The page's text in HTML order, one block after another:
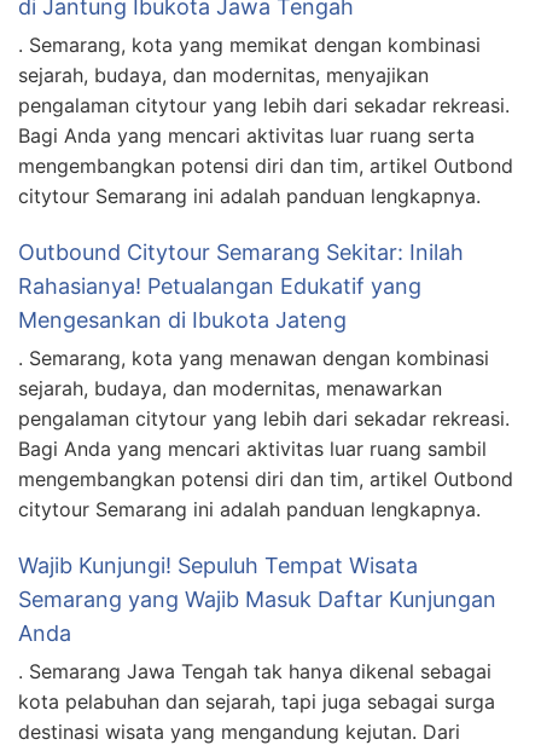
di Jantung Ibukota Jawa Tengah
. Semarang, kota yang memikat dengan kombinasi
sejarah, budaya, dan modernitas, menyajikan
pengalaman citytour yang lebih dari sekadar rekreasi.
Bagi Anda yang mencari aktivitas luar ruang serta
mengembangkan potensi diri dan tim, artikel Outbond
citytour Semarang ini adalah panduan lengkapnya.
Outbound Citytour Semarang Sekitar: Inilah
Rahasianya! Petualangan Edukatif yang
Mengesankan di Ibukota Jateng
. Semarang, kota yang menawan dengan kombinasi
sejarah, budaya, dan modernitas, menawarkan
pengalaman citytour yang lebih dari sekadar rekreasi.
Bagi Anda yang mencari aktivitas luar ruang sambil
mengembangkan potensi diri dan tim, artikel Outbond
citytour Semarang ini adalah panduan lengkapnya.
Wajib Kunjungi! Sepuluh Tempat Wisata
Semarang yang Wajib Masuk Daftar Kunjungan
Anda
. Semarang Jawa Tengah tak hanya dikenal sebagai
kota pelabuhan dan sejarah, tapi juga sebagai surga
destinasi wisata yang mengandung kejutan. Dari